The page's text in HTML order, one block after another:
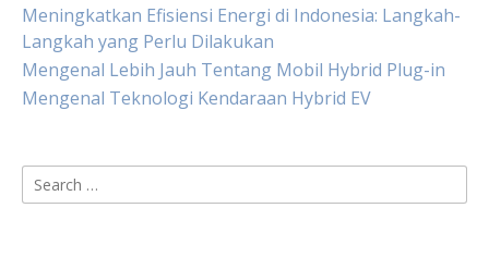
Meningkatkan Efisiensi Energi di Indonesia: Langkah-
Langkah yang Perlu Dilakukan
Mengenal Lebih Jauh Tentang Mobil Hybrid Plug-in
Mengenal Teknologi Kendaraan Hybrid EV
Search
for: